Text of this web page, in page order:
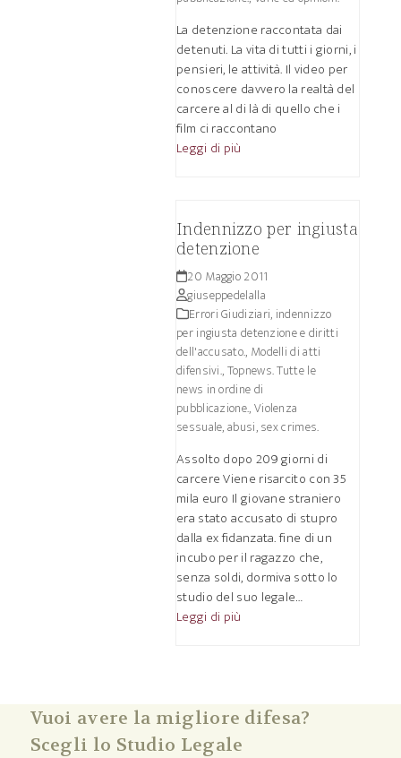
La detenzione raccontata dai
detenuti. La vita di tutti i giorni, i
pensieri, le attività. Il video per
conoscere davvero la realtà del
carcere al di là di quello che i
film ci raccontano
Leggi di più
Indennizzo per ingiusta
detenzione
20 Maggio 2011
giuseppedelalla
Errori Giudiziari, indennizzo
per ingiusta detenzione e diritti
dell'accusato., Modelli di atti
difensivi.,Topnews. Tutte le
news in ordine di
pubblicazione.,Violenza
sessuale, abusi, sex crimes.
Assolto dopo 209 giorni di
carcere Viene risarcito con 35
mila euro Il giovane straniero
era stato accusato di stupro
dalla ex fidanzata. fine di un
incubo per il ragazzo che,
senza soldi, dormiva sotto lo
studio del suo legale…
Leggi di più
Vuoi avere la migliore difesa?
Scegli lo Studio Legale